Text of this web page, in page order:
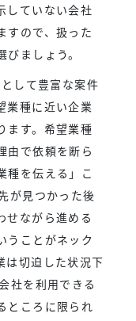
していない会社
すので、扱った
ましょう。
して豊富な案件
業種に近い企業
ます。希望業種
由で依頼を断ら
種を伝える」こ
が見つかった後
せながら進める
うことがネック
は切迫した状況下
社を利用できる
ところに限られ